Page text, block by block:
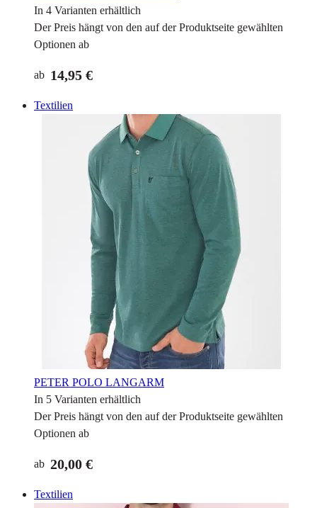
In 4 Varianten erhältlich
Der Preis hängt von den auf der Produktseite gewählten
Optionen ab
ab 14,95 €
Textilien
PETER POLO LANGARM
In 5 Varianten erhältlich
Der Preis hängt von den auf der Produktseite gewählten
Optionen ab
ab 20,00 €
Textilien